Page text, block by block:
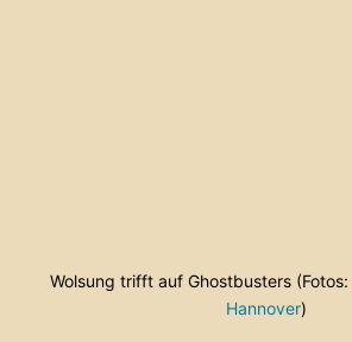
Wolsung trifft auf Ghostbusters (Fotos:
Hannover)